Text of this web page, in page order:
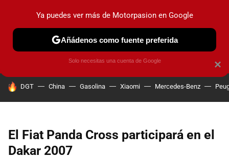
PRUEBAS COCHES ELÉCTRICOS OBSERVATORIO
HOY SE HABLA DE
DGT China Gasolina Xiaomi Mercedes-Benz
El Fiat Panda Cross participará en el
Dakar 2007
×
Ya puedes ver más de Motorpasion en Google
Añádenos como fuente preferida
Solo necesitas una cuenta de Google